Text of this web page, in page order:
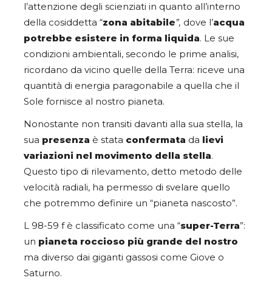
l’attenzione degli scienziati in quanto all’interno
della cosiddetta “zona abitabile”, dove l’acqua
potrebbe esistere in forma liquida. Le sue
condizioni ambientali, secondo le prime analisi,
ricordano da vicino quelle della Terra: riceve una
quantità di energia paragonabile a quella che il
Sole fornisce al nostro pianeta.
Nonostante non transiti davanti alla sua stella, la
sua presenza è stata confermata da lievi
variazioni nel movimento della stella.
Questo tipo di rilevamento, detto metodo delle
velocità radiali, ha permesso di svelare quello
che potremmo definire un “pianeta nascosto”.
L 98-59 f è classificato come una “super-Terra”:
un pianeta roccioso più grande del nostro
ma diverso dai giganti gassosi come Giove o
Saturno.